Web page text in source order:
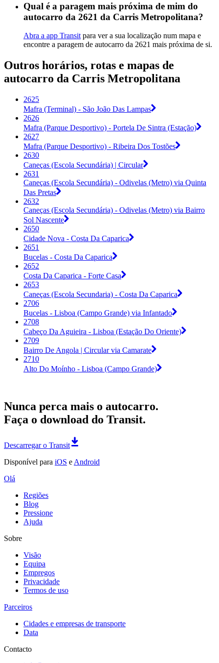
Qual é a paragem mais próxima de mim do
autocarro da 2621 da Carris Metropolitana?
Abra a app Transit para ver a sua localização num mapa e
encontre a paragem de autocarro da 2621 mais próxima de si.
Outros horários, rotas e mapas de
autocarro da Carris Metropolitana
2625
Mafra (Terminal) - São João Das Lampas
2626
Mafra (Parque Desportivo) - Portela De Sintra (Estação)
2627
Mafra (Parque Desportivo) - Ribeira Dos Tostões
2630
Caneças (Escola Secundária) | Circular
2631
Caneças (Escola Secundária) - Odivelas (Metro) via Quinta
Das Pretas
2632
Caneças (Escola Secundária) - Odivelas (Metro) via Bairro
Sol Nascente
2650
Cidade Nova - Costa Da Caparica
2651
Bucelas - Costa Da Caparica
2652
Costa Da Caparica - Forte Casa
2653
Caneças (Escola Secundaria) - Costa Da Caparica
2706
Bucelas - Lisboa (Campo Grande) via Infantado
2708
Cabeço Da Aguieira - Lisboa (Estação Do Oriente)
2709
Bairro De Angola | Circular via Camarate
2710
Alto Do Moínho - Lisboa (Campo Grande)
Nunca perca mais o autocarro.
Faça o download do Transit.
Descarregar o Transit
Disponível para iOS e Android
Olá
Regiões
Blog
Pressione
Ajuda
Sobre
Visão
Equipa
Empregos
Privacidade
Termos de uso
Parceiros
Cidades e empresas de transporte
Data
Contacto